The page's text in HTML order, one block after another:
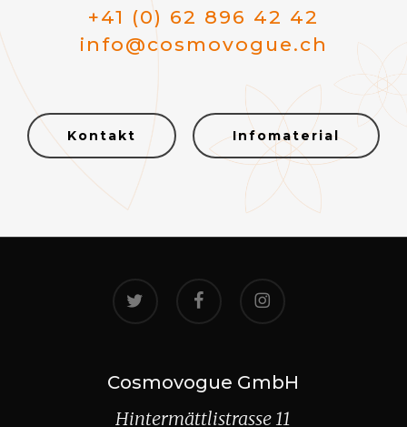
+41 (0) 62 896 42 42
info@cosmovogue.ch
Kontakt Infomaterial
Cosmovogue GmbH
Hintermättlistrasse 11